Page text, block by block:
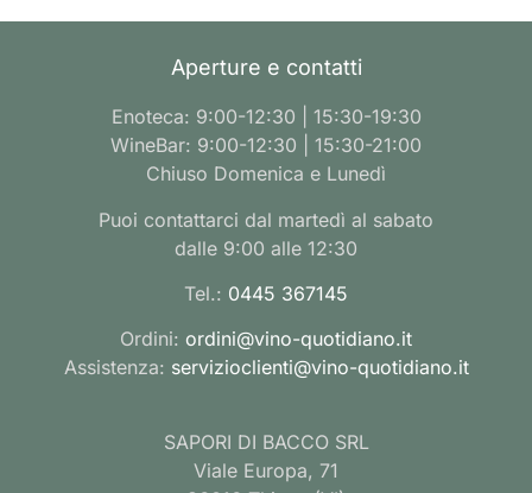
Aperture e contatti
Enoteca: 9:00-12:30 | 15:30-19:30
WineBar: 9:00-12:30 | 15:30-21:00
Chiuso Domenica e Lunedì
Puoi contattarci dal martedì al sabato
dalle 9:00 alle 12:30
Tel.: 0445 367145
Ordini: ordini@vino-quotidiano.it
Assistenza: servizioclienti@vino-quotidiano.it
SAPORI DI BACCO SRL
Viale Europa, 71